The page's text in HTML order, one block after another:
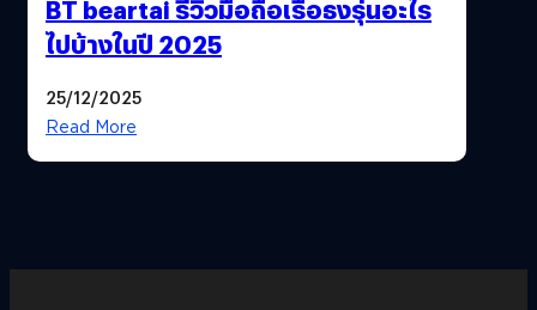
BT beartai รีวิวมือถือเรือธงรุ่นอะไร
ไปบ้างในปี 2025
25/12/2025
Read More